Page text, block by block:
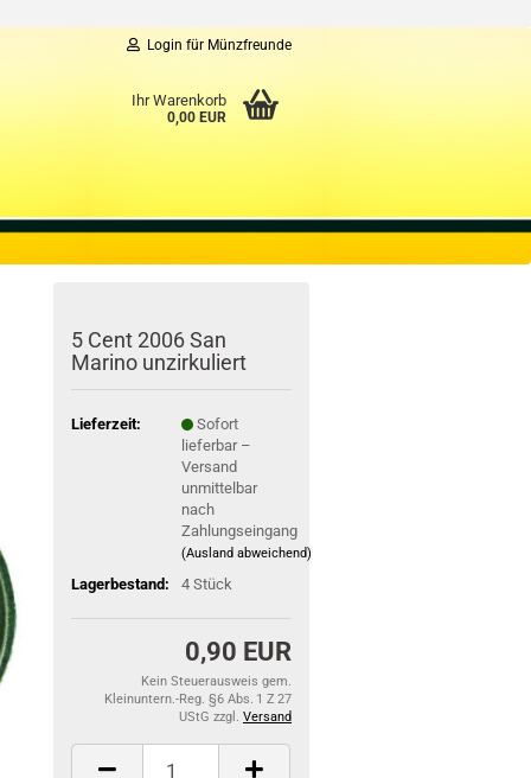
Login für Münzfreunde
Ihr Warenkorb
0,00 EUR
5 Cent 2006 San
Marino unzirkuliert
Lieferzeit:
Sofort
lieferbar –
Versand
unmittelbar
nach
Zahlungseingang
(Ausland abweichend)
Lagerbestand: 4 Stück
0,90 EUR
Kein Steuerausweis gem.
Kleinuntern.-Reg. §6 Abs. 1 Z 27
UStG zzgl. Versand